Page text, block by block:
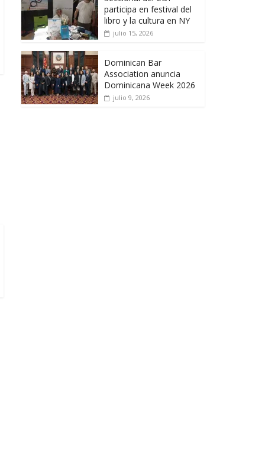
participa en festival del
libro y la cultura en NY
julio 15, 2026
Dominican Bar
Association anuncia
Dominicana Week 2026
julio 9, 2026